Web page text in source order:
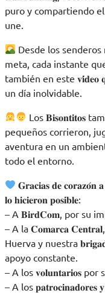
puro y compartiendo
une.
Desde los
meta, cada instante
también en este 𝐯𝐢́𝐝𝐞𝐨
un día inolvidable.
Los 𝐁𝐢𝐬𝐨𝐧𝐭𝐢𝐭𝐨𝐬
pequeños corrieron,
aventura en un
todo el entorno.
𝐆𝐫𝐚𝐜𝐢𝐚𝐬 𝐝𝐞 𝐜𝐨𝐫𝐚𝐳𝐨́𝐧 𝐚
𝐥𝐨 𝐡𝐢𝐜𝐢𝐞𝐫𝐨𝐧 𝐩𝐨𝐬𝐢𝐛𝐥𝐞:
– A 𝐁𝐢𝐫𝐝𝐂𝐨𝐦, por su
– A la 𝐂𝐨𝐦𝐚𝐫𝐜𝐚
Huerva y nuestra
apoyo constante.
– A los 𝐯𝐨𝐥𝐮𝐧𝐭𝐚𝐫𝐢𝐨𝐬 por
– A los